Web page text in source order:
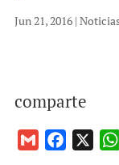
Jun 21, 2016|
comparte